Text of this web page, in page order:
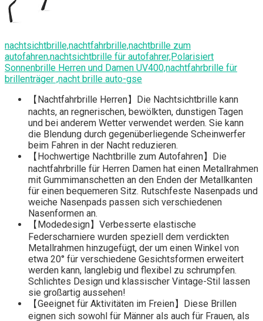
nachtsichtbrille,nachtfahrbrille,nachtbrille zum
autofahren,nachtsichtbrille für autofahrer,Polarisiert
Sonnenbrille Herren und Damen UV400,nachtfahrbrille für
brillenträger ,nacht brille auto-gse
【Nachtfahrbrille Herren】Die Nachtsichtbrille kann
nachts, an regnerischen, bewölkten, dunstigen Tagen
und bei anderem Wetter verwendet werden. Sie kann
die Blendung durch gegenüberliegende Scheinwerfer
beim Fahren in der Nacht reduzieren.
【Hochwertige Nachtbrille zum Autofahren】Die
nachtfahrbrille für Herren Damen hat einen Metallrahmen
mit Gummimanschetten an den Enden der Metallkanten
für einen bequemeren Sitz. Rutschfeste Nasenpads und
weiche Nasenpads passen sich verschiedenen
Nasenformen an.
【Modedesign】Verbesserte elastische
Federscharniere wurden speziell dem verdickten
Metallrahmen hinzugefügt, der um einen Winkel von
etwa 20° für verschiedene Gesichtsformen erweitert
werden kann, langlebig und flexibel zu schrumpfen.
Schlichtes Design und klassischer Vintage-Stil lassen
sie großartig aussehen!
【Geeignet für Aktivitäten im Freien】Diese Brillen
eignen sich sowohl für Männer als auch für Frauen, als